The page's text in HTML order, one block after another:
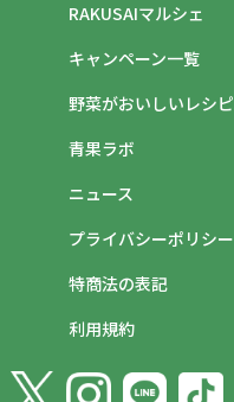
RAKUSAIマルシェ
キャンペーン一覧
野菜がおいしいレシピ
青果ラボ
ニュース
プライバシーポリシー
特商法の表記
利用規約